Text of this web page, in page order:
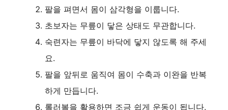
팔을 펴면서 몸이 삼각형을 이룹니다.
초보자는 무릎이 닿은 상태도 무관합니다.
숙련자는 무릎이 바닥에 닿지 않도록 해 주세
요.
팔을 앞뒤로 움직여 몸이 수축과 이완을 반복
하게 만듭니다.
롤러볼을 활용하면 조금 쉽게 운동이 됩니다.